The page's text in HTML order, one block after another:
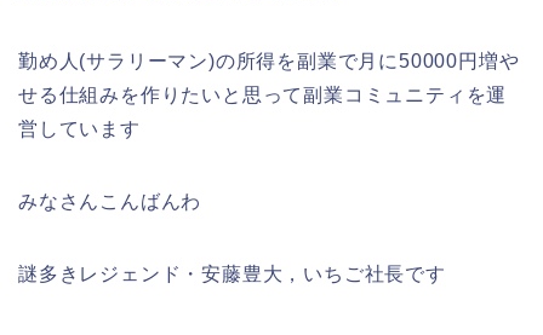
勤め人(サラリーマン)の所得を副業で月に50000円増や
せる仕組みを作りたいと思って副業コミュニティを運
営しています
みなさんこんばんわ
謎多きレジェンド・安藤豊大，いちご社長です